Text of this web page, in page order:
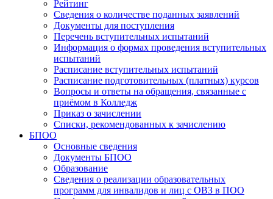
Рейтинг
Сведения о количестве поданных заявлений
Документы для поступления
Перечень вступительных испытаний
Информация о формах проведения вступительных
испытаний
Расписание вступительных испытаний
Расписание подготовительных (платных) курсов
Вопросы и ответы на обращения, связанные с
приёмом в Колледж
Приказ о зачислении
Списки, рекомендованных к зачислению
БПОО
Основные сведения
Документы БПОО
Образование
Сведения о реализации образовательных
программ для инвалидов и лиц с ОВЗ в ПОО